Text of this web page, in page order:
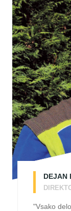
DEJAN
"Vsako